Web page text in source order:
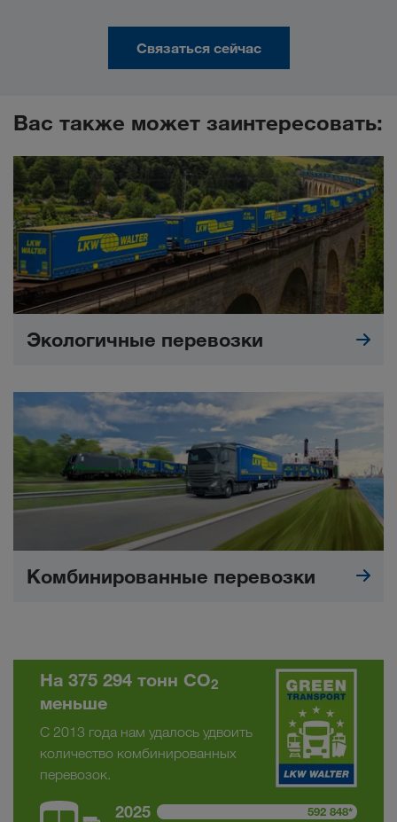
Связаться сейчас
Вас также может заинтересовать:
Экологичные перевозки
Комбинированные перевозки
На 375 294 тонн CO2
меньше
С 2013 года нам удалось удвоить
количество комбинированных
перевозок.
2025 592 848*